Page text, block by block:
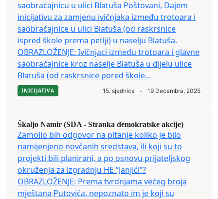
saobraćajnicu u ulici Blatuša Poštovani, Dajem
inicijativu za zamjenu ivičnjaka između trotoara i
saobraćajnice u ulici Blatuša (od raskrsnice
ispred škole prema petlji) u naselju Blatuša.
OBRAZLOŽENJE: Ivičnjaci između trotoara i glavne
saobraćajnice kroz naselje Blatuša u dijelu ulice
Blatuša (od raskrsnice pored škole...
INICIJATIVA 15. sjednica - 19 Decembra, 2025
Škaljo Namir (SDA - Stranka demokratske akcije)
Zamolio bih odgovor na pitanje koliko je bilo
namijenjeno novčanih sredstava, ili koji su to
projekti bili planirani, a po osnovu prijateljskog
okruženja za izgradnju HE ”Janjići”?
OBRAZLOŽENJE: Prema tvrdnjama većeg broja
mještana Putovića, nepoznato im je koji su